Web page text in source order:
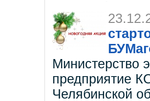
Министерство
предприятие
Челябинской